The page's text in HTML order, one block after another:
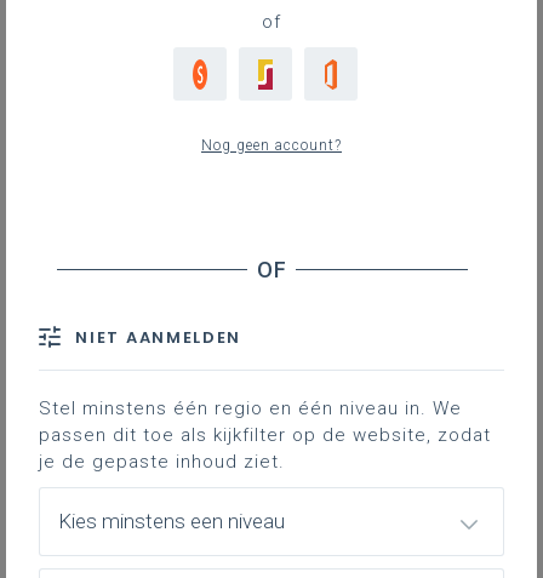
of
Nog geen account?
NIET AANMELDEN
Stel minstens één regio en één niveau in. We
passen dit toe als kijkfilter op de website, zodat
je de gepaste inhoud ziet.
Kies minstens een niveau